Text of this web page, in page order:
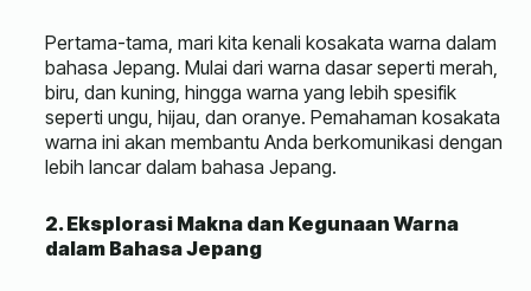
Pertama-tama, mari kita kenali kosakata warna dalam
bahasa Jepang. Mulai dari warna dasar seperti merah,
biru, dan kuning, hingga warna yang lebih spesifik
seperti ungu, hijau, dan oranye. Pemahaman kosakata
warna ini akan membantu Anda berkomunikasi dengan
lebih lancar dalam bahasa Jepang.
2. Eksplorasi Makna dan Kegunaan Warna
dalam Bahasa Jepang